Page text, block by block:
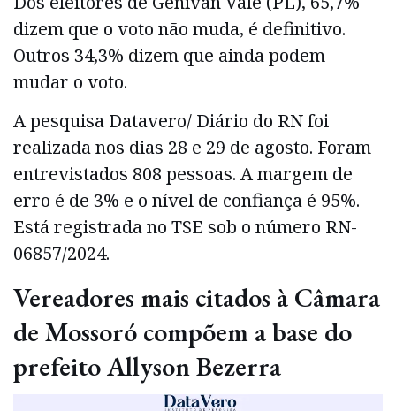
dizem que o voto não muda, é definitivo.
Outros 34,3% dizem que ainda podem
mudar o voto.
A pesquisa Datavero/ Diário do RN foi
realizada nos dias 28 e 29 de agosto. Foram
entrevistados 808 pessoas. A margem de
erro é de 3% e o nível de confiança é 95%.
Está registrada no TSE sob o número RN-
06857/2024.
Vereadores mais citados à Câmara
de Mossoró compõem a base do
prefeito Allyson Bezerra